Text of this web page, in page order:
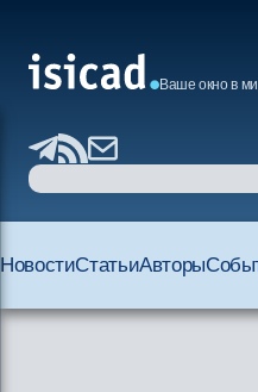
Ваше окно в
НовостиСтатьиАвторы